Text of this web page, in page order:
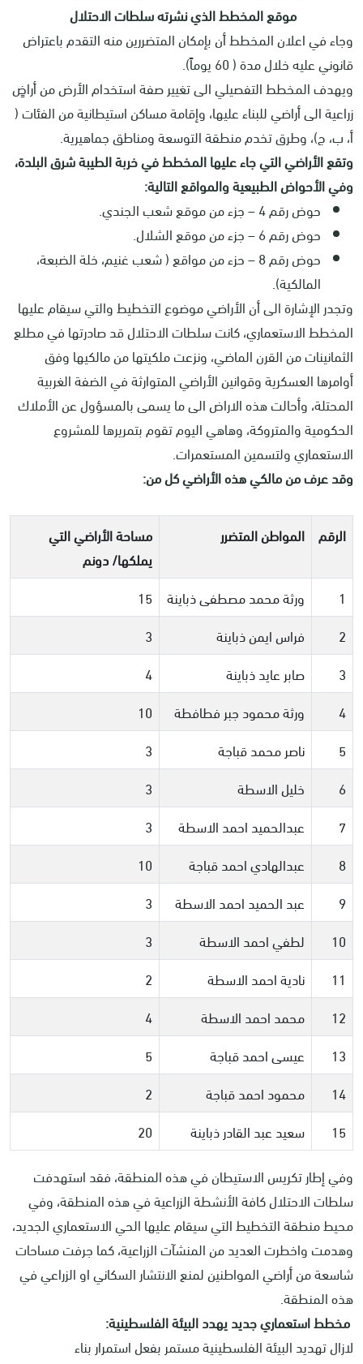
موقع المخطط الذي نشرته سلطات الاحتلال
وجاء في اعلان المخطط أن بإمكان المتضررين منه التقدم باعتراض
قانوني عليه خلال مدة ( 60 يوماً).
ويهدف المخطط التفصيلي الى تغيير صفة استخدام الأرض من أراضٍ
زراعية الى أراضي للبناء عليها، وإقامة مساكن استيطانية من الفئات (
أ، ب، ج)، وطرق تخدم منطقة التوسعة ومناطق جماهيرية.
وتقع الأراضي التي جاء عليها المخطط في خربة الطيبة شرق البلدة،
وفي الأحواض الطبيعية والمواقع التالية:
حوض رقم 4 – جزء من موقع شعب الجندي.
حوض رقم 6 – جزء من موقع الشلال.
حوض رقم 8 – حزء من مواقع ( شعب غنيم، خلة الضبعة،
المالكية).
وتجدر الإشارة الى أن الأراضي موضوع التخطيط والتي سيقام عليها
المخطط الاستعماري، كانت سلطات الاحتلال قد صادرتها في مطلع
الثمانينات من القرن الماضي، ونزعت ملكيتها من مالكيها وفق
أوامرها العسكرية وقوانين الأراضي المتوارثة في الضفة الغربية
المحتلة، وأحالت هذه الاراض الى ما يسمى بالمسؤول عن الأملاك
الحكومية والمتروكة، وهاهي اليوم تقوم بتمريرها للمشروع
الاستعماري ولتسمين المستعمرات.
وقد عرف من مالكي هذه الأراضي كل من:
الرقم المواطن المتضرر
مساحة الأراضي التي
يملكها/ دونم
1
ورثة محمد مصطفى ذباينة
15
2
فراس ايمن ذباينة
3
3
صابر عايد ذباينة
4
4
ورثة محمود جبر فطافطة
10
5
ناصر محمد قباجة
3
6
خليل الاسطة
3
7
عبدالحميد احمد الاسطة
3
8
عبدالهادي احمد قباجة
10
9
عبد الحميد احمد الاسطة
3
10
لطفي احمد الاسطة
3
11
نادية احمد الاسطة
2
12
محمد احمد الاسطة
4
13
عيسى احمد قباجة
5
14
محمود احمد قباجة
2
15
سعيد عبد القادر ذباينة
20
وفي إطار تكريس الاستيطان في هذه المنطقة، فقد استهدفت
سلطات الاحتلال كافة الأنشطة الزراعية في هذه المنطقة، وفي
محيط منطقة التخطيط التي سيقام عليها الحي الاستعماري الجديد،
وهدمت واخطرت العديد من المنشآت الزراعية، كما جرفت مساحات
شاسعة من أراضي المواطنين لمنع الانتشار السكاني او الزراعي في
هذه المنطقة.
مخطط استعماري جديد يهدد البيئة الفلسطينية:
لازال تهديد البيئة الفلسطينية مستمر بفعل استمرار بناء